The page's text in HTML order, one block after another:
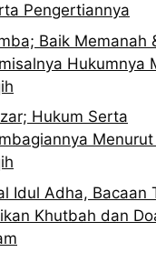
Pengertiannya
Baik Memanah
Hukumnya
Hukum Serta
Menurut
Idul Adha, Bacaan
Khutbah dan